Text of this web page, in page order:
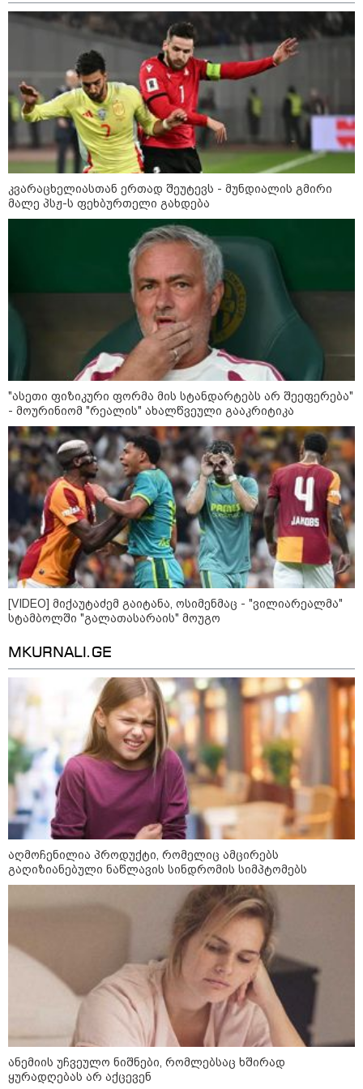
09:12 / 05-08-2026
14 გარდაცვლილი, 22
დაშავებული, მასშტაბური
ხანძარი - რუსეთმა კიევზე
იერიში ბალისტიკური
რაკეტებით მიიტანა
14:13 / 04-08-2026
მორიგი თავდასხმა რუსეთში,
ნავთობგადამამუშავებელ
ქარხანაზე - რა დეტალებია
ცნობილი
კატეგორიის ყველა სიახლე
კატეგორიები
აგვისტო
დღის ზოგადი
ასტროლოგიური
პროგნოზი
აგვისტო აგარაკზე: ეს 5 საქმე
უნდა მოასწროთ შემოდგომის
დადგომამდე
ფული ამ ზოდიაქოს ნიშნების
ხელში აღმოჩნდება: ვინ
გამდიდრდება?
როგორ ჩავიცვათ 40 წლის
შემდეგ: მილიონერების
სტილისტის 8 ოქროს წესი და
აუცილებელი სამოსი
კვარაცხელიასთან ერთად შეუტევს - მუნდიალის გმირი
მალე პსჟ-ს ფეხბურთელი გახდება
"ასეთი ფიზიკური ფორმა მის სტანდარტებს არ შეეფერება"
- მოურინიომ "რეალის" ახალწვეული გააკრიტიკა
[VIDEO] მიქაუტაძემ გაიტანა, ოსიმენმაც - "ვილიარეალმა"
სტამბოლში "გალათასარაის" მოუგო
MKURNALI.GE
აღმოჩენილია პროდუქტი, რომელიც ამცირებს
გაღიზიანებული ნაწლავის სინდრომის სიმპტომებს
ანემიის უჩვეულო ნიშნები, რომლებსაც ხშირად
ყურადღებას არ აქცევენ